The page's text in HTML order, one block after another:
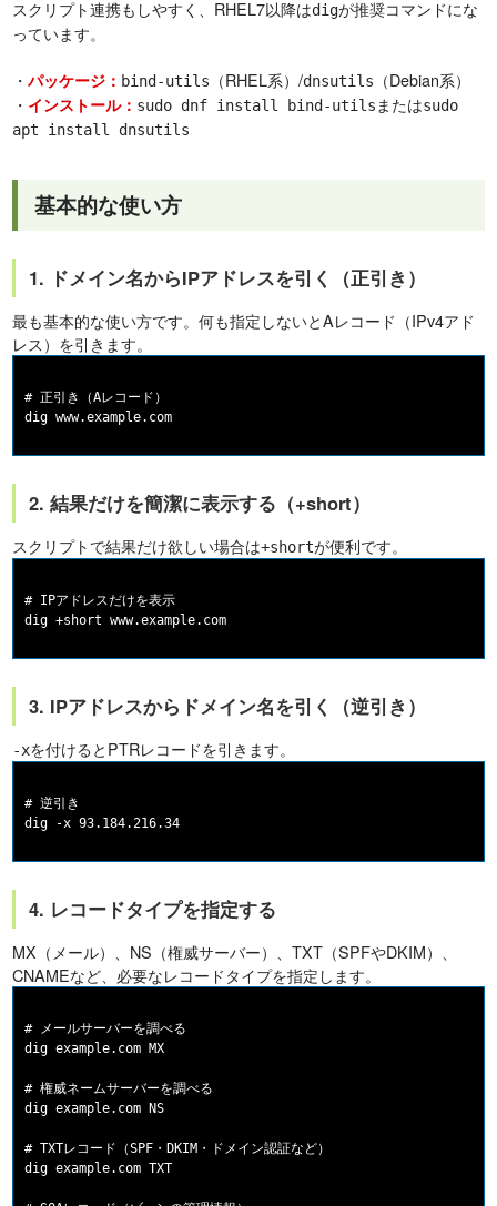
スクリプト連携もしやすく、RHEL7以降はdigが推奨コマンドにな
っています。
・パッケージ： bind-utils （RHEL系）/dnsutils
（Debian系）
・ インストール： sudo dnf install bind-utils またはsudo
apt install dnsutils
基本的な使い方
1. ドメイン名からIPアドレスを引く（正引き）
最も基本的な使い方です。何も指定しないとAレコード（IPv4アド
レス）を引きます。
# 正引き（Aレコード）
2. 結果だけを簡潔に表示する（+short）
スクリプトで結果だけ欲しい場合は+shortが便利です。
# IPアドレスだけを表示
3. IPアドレスからドメイン名を引く（逆引き）
-xを付けるとPTRレコードを引きます。
# 逆引き
4. レコードタイプを指定する
MX（メール）、NS（権威サーバー）、TXT（SPFやDKIM）、
CNAMEなど、必要なレコードタイプを指定します。
# メールサーバーを調べる
dig example.com MX
# 権威ネームサーバーを調べる
dig example.com NS
# TXTレコード（SPF・DKIM・ドメイン認証など）
dig example.com TXT